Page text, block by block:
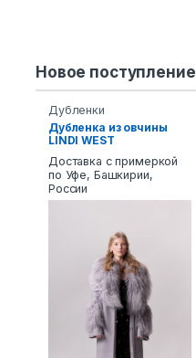
Новое поступление
Дубленки
Дубленка из овчины
LINDI WEST
Доставка с примеркой
по Уфе, Башкирии,
России